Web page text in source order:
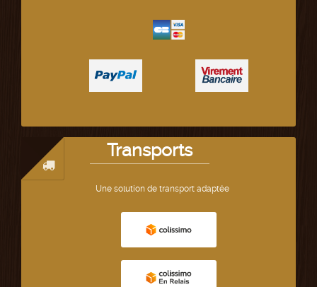
Transports
Une solution de transport adaptée